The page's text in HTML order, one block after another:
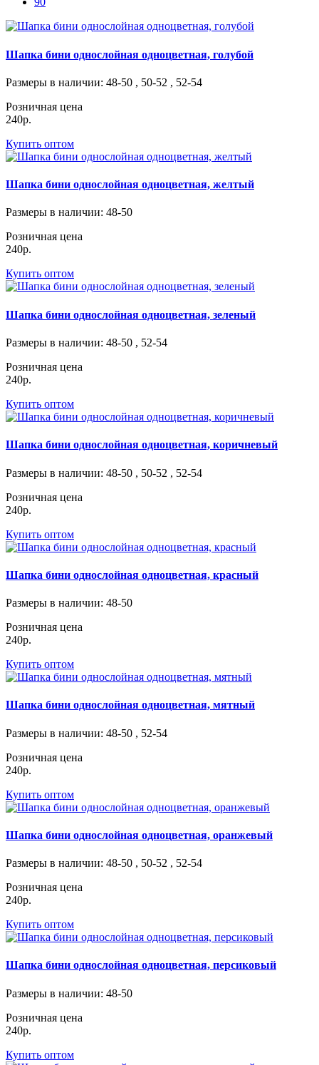
Шапка бини однослойная одноцветная, голубой
Размеры в наличии: 48-50 , 50-52 , 52-54
Розничная цена
240р.
Купить оптом
Шапка бини однослойная одноцветная, желтый
Размеры в наличии: 48-50
Розничная цена
240р.
Купить оптом
Шапка бини однослойная одноцветная, зеленый
Размеры в наличии: 48-50 , 52-54
Розничная цена
240р.
Купить оптом
Шапка бини однослойная одноцветная, коричневый
Размеры в наличии: 48-50 , 50-52 , 52-54
Розничная цена
240р.
Купить оптом
Шапка бини однослойная одноцветная, красный
Размеры в наличии: 48-50
Розничная цена
240р.
Купить оптом
Шапка бини однослойная одноцветная, мятный
Размеры в наличии: 48-50 , 52-54
Розничная цена
240р.
Купить оптом
Шапка бини однослойная одноцветная, оранжевый
Размеры в наличии: 48-50 , 50-52 , 52-54
Розничная цена
240р.
Купить оптом
Шапка бини однослойная одноцветная, персиковый
Размеры в наличии: 48-50
Розничная цена
240р.
Купить оптом